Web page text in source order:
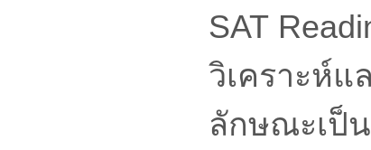
SAT
วิเคราะห์แ
ลักษณะเป็